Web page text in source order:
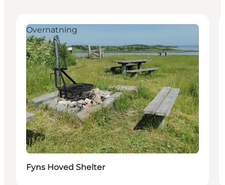
Overnatning
Fyns Hoved Shelter